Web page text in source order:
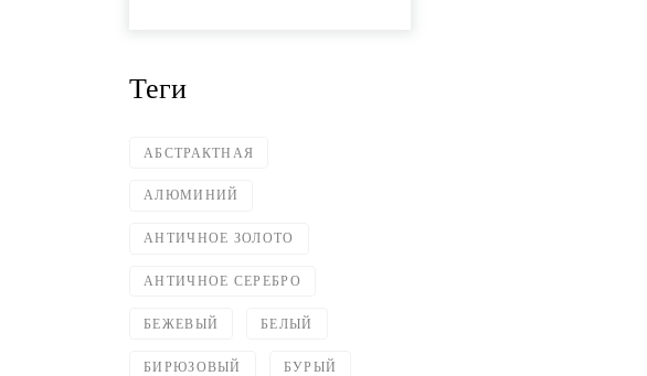
Теги
АБСТРАКТНАЯ
АЛЮМИНИЙ
АНТИЧНОЕ ЗОЛОТО
АНТИЧНОЕ СЕРЕБРО
БЕЖЕВЫЙ БЕЛЫЙ
БИРЮЗОВЫЙ БУРЫЙ